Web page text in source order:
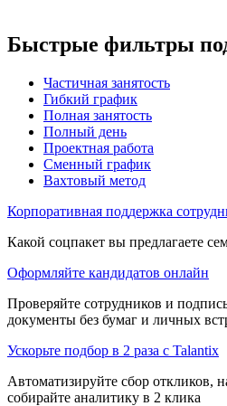
Быстрые фильтры
Частичная занятость
Гибкий график
Полная занятость
Полный день
Проектная работа
Сменный график
Вахтовый метод
Корпоративная поддержка
Какой соцпакет вы предлагаете
Оформляйте кандидатов онлайн
Проверяйте сотрудников и
документы без бумаг и личных
Ускорьте подбор в 2 раза с Talantix
Автоматизируйте сбор откликов,
собирайте аналитику в 2 клика